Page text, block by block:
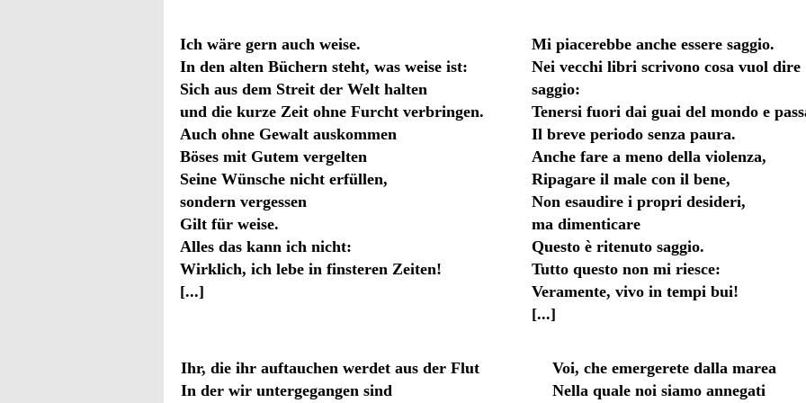
Ich wäre gern auch weise.
In den alten Büchern steht, was weise ist:
Sich aus dem Streit der Welt halten
und die kurze Zeit ohne Furcht verbringen.
Auch ohne Gewalt auskommen
Böses mit Gutem vergelten
Seine Wünsche nicht erfüllen,
sondern vergessen
Gilt für weise.
Alles das kann ich nicht:
Wirklich, ich lebe in finsteren Zeiten!
[...]
Mi piacerebbe anche essere saggio.
Nei vecchi libri scrivono cosa vuol dire
saggio:
Tenersi fuori dai guai del mondo e
Il breve periodo senza paura.
Anche fare a meno della violenza,
Ripagare il male con il bene,
Non esaudire i propri desideri,
ma dimenticare
Questo è ritenuto saggio.
Tutto questo non mi riesce:
Veramente, vivo in tempi bui!
[...]
Ihr, die ihr auftauchen werdet aus der Flut
In der wir untergegangen sind
Voi, che emergerete dalla marea
Nella quale noi siamo annegati